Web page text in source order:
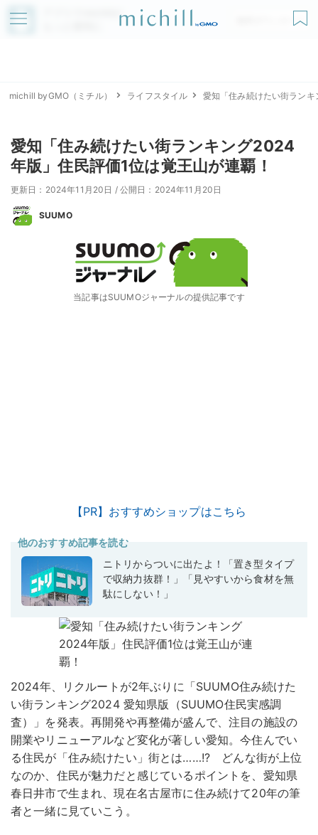
アプリでmichillが
無料ダウンロード
michill byGMO（ミチル） ライフスタイル 愛知「住み続けたい街ラン
愛知「住み続けたい街ランキング2024
年版」住民評価1位は覚王山が連覇！
更新日：2024年11月20日 / 公開日：2024年11月20日
SUUMO
当記事はSUUMOジャーナルの提供記事です
【PR】おすすめショップはこちら
他のおすすめ記事を読む
ニトリからついに出たよ！「置き型タイプ
で収納力抜群！」「見やすいから食材を無
駄にしない！」
2024年、リクルートが2年ぶりに「SUUMO住み続けた
い街ランキング2024 愛知県版（SUUMO住民実感調
査）」を発表。再開発や再整備が盛んで、注目の施設の
開業やリニューアルなど変化が著しい愛知。今住んでい
る住民が「住み続けたい」街とは……!? どんな街が上位
なのか、住民が魅力だと感じているポイントを、愛知県
春日井市で生まれ、現在名古屋市に住み続けて20年の筆
者と一緒に見ていこう。